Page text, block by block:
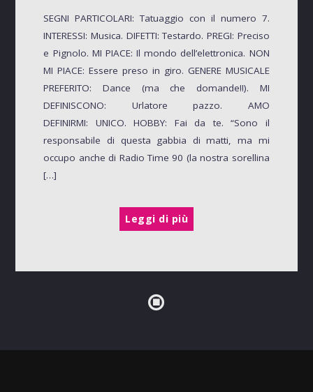
SEGNI PARTICOLARI: Tatuaggio con il numero 7.
INTERESSI: Musica. DIFETTI: Testardo. PREGI: Preciso
e Pignolo. MI PIACE: Il mondo dell’elettronica. NON
MI PIACE: Essere preso in giro. GENERE MUSICALE
PREFERITO: Dance (ma che domande!!). MI
DEFINISCONO: Urlatore pazzo. AMO
DEFINIRMI: UNICO. HOBBY: Fai da te. “Sono il
responsabile di questa gabbia di matti, ma mi
occupo anche di Radio Time 90 (la nostra sorellina
[…]
Leggi di più